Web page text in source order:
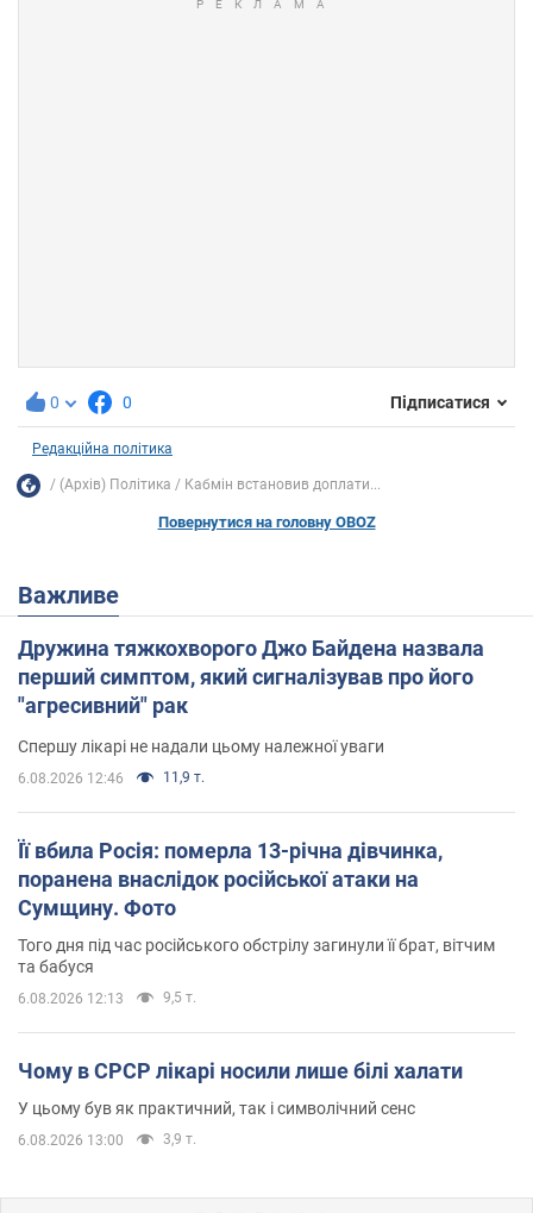
0 0 Підписатися
Редакційна політика
(Архів) Політика Кабмін встановив доплати...
Повернутися на головну OBOZ
Важливе
Дружина тяжкохворого Джо Байдена назвала
перший симптом, який сигналізував про його
"агресивний" рак
Спершу лікарі не надали цьому належної уваги
6.08.2026 12:46 11,9 т.
Її вбила Росія: померла 13-річна дівчинка,
поранена внаслідок російської атаки на
Сумщину. Фото
Того дня під час російського обстрілу загинули її брат, вітчим
та бабуся
6.08.2026 12:13 9,5 т.
Чому в СРСР лікарі носили лише білі халати
У цьому був як практичний, так і символічний сенс
6.08.2026 13:00 3,9 т.